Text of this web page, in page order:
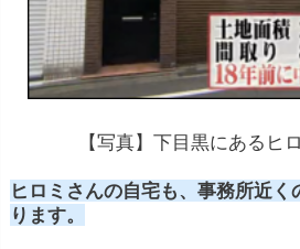
【写真】下目黒にあるヒ
ヒロミさんの自宅も、事務所近
ります。